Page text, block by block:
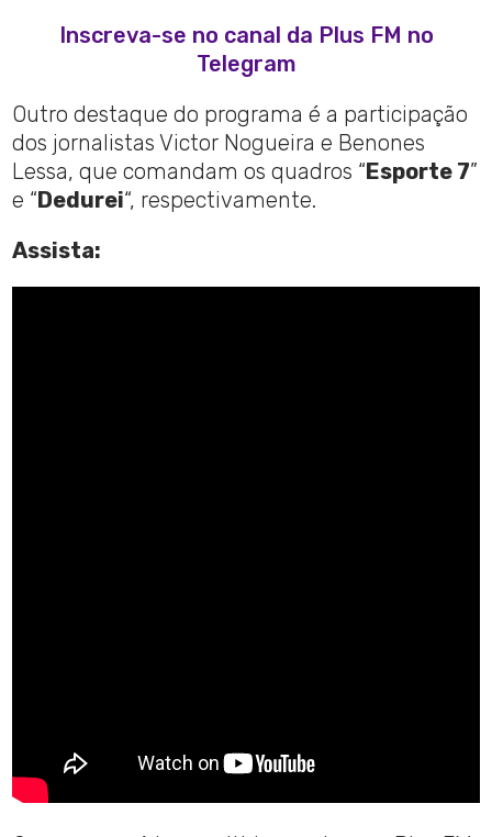
Inscreva-se no canal da Plus FM no
Telegram
Outro destaque do programa é a participação
dos jornalistas Victor Nogueira e Benones
Lessa, que comandam os quadros “ Esporte 7”
e “ Dedurei“, respectivamente.
Assista: